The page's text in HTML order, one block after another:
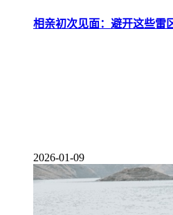
相亲初次见面：避开这些雷
2026-01-09